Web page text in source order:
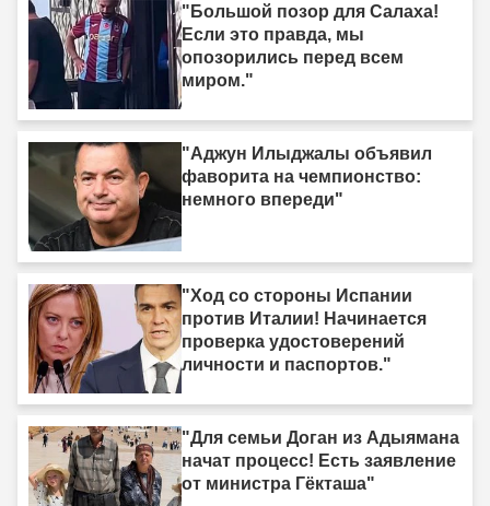
"Большой позор для Салаха!
Если это правда, мы
опозорились перед всем
миром."
"Аджун Илыджалы объявил
фаворита на чемпионство:
немного впереди"
"Ход со стороны Испании
против Италии! Начинается
проверка удостоверений
личности и паспортов."
"Для семьи Доган из Адыямана
начат процесс! Есть заявление
от министра Гёкташа"